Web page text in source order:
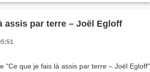
assis par terre – Joël Egloff